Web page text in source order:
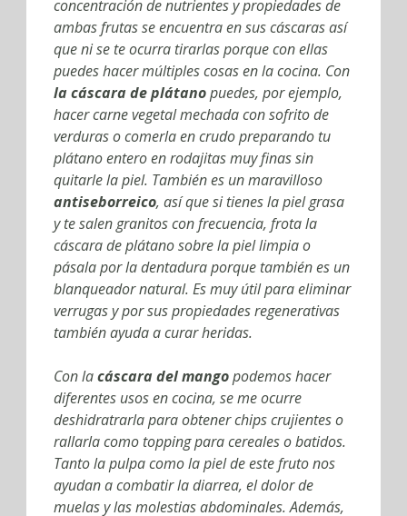
concentración de nutrientes y propiedades de
ambas frutas se encuentra en sus cáscaras así
que ni se te ocurra tirarlas porque con ellas
puedes hacer múltiples cosas en la cocina. Con
la cáscara de plátanopuedes, por ejemplo,
hacer carne vegetal mechada con sofrito de
verduras o comerla en crudo preparando tu
plátano entero en rodajitas muy finas sin
quitarle la piel. También es un maravilloso
antiseborreico, así que si tienes la piel grasa
y te salen granitos con frecuencia, frota la
cáscara de plátano sobre la piel limpia o
pásala por la dentadura porque también es un
blanqueador natural. Es muy útil para eliminar
verrugas y por sus propiedades regenerativas
también ayuda a curar heridas.
Con lacáscara del mangopodemos hacer
diferentes usos en cocina, se me ocurre
deshidratrarla para obtener chips crujientes o
rallarla como topping para cereales o batidos.
Tanto la pulpa como la piel de este fruto nos
ayudan a combatir la diarrea, el dolor de
muelas y las molestias abdominales. Además,